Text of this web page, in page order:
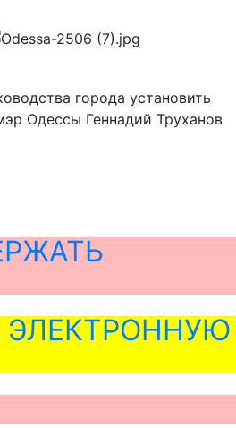
города установить
Одессы Геннадий Труханов
ЭЛЕКТРОННУЮ